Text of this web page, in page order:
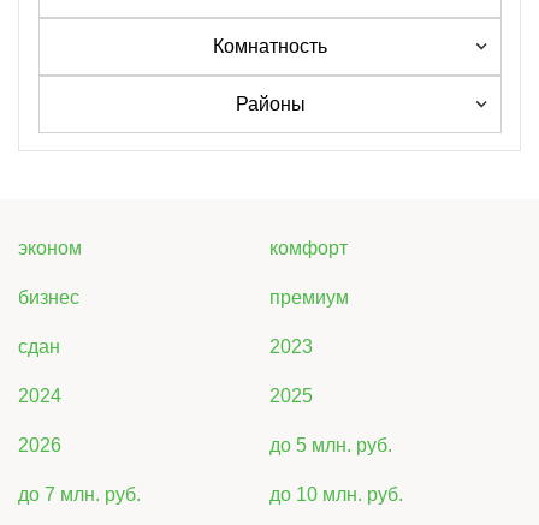
Комнатность
Районы
эконом комфорт
бизнес премиум
сдан 2023
2024 2025
2026 до 5 млн. руб.
до 7 млн. руб. до 10 млн. руб.